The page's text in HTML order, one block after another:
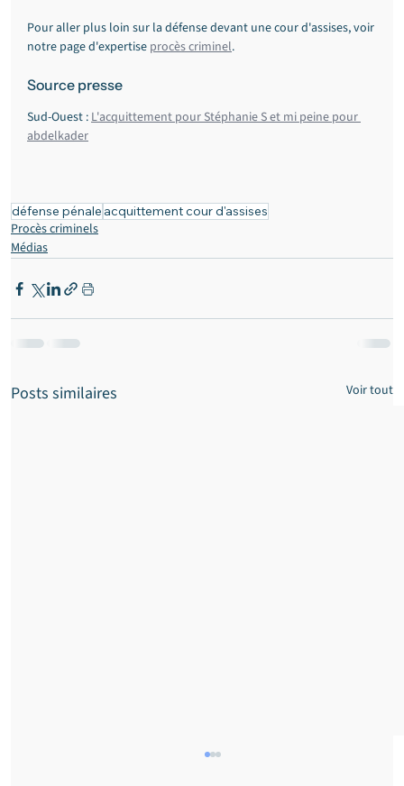
Pour aller plus loin sur la défense devant une cour d'assises, voir
notre page d'expertise procès criminel.
Source presse
Sud-Ouest : L'acquittement pour Stéphanie S et mi peine pour
abdelkader
défense pénale acquittement cour d'assises
Procès criminels
Médias
Posts similaires Voir tout